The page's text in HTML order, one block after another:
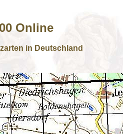
Online
in Deutschland